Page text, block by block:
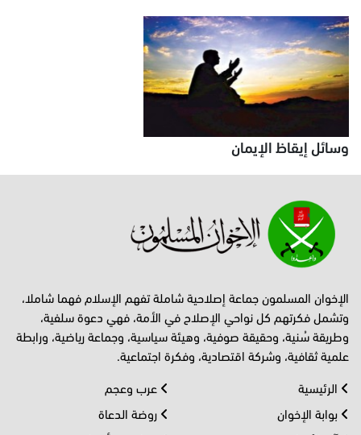
وسائل إيقاظ الإيمان
الإخوان المسلمون جماعة إصلاحية شاملة تفهم الإسلام فهما شاملا،
وتشمل فكرتهم كل نواحي الإصلاح في الأمة، فهي دعوة سلفية،
وطريقة سُنية، وحقيقة صوفية، وهيئة سياسية، وجماعة رياضية، ورابطة
علمية ثقافية، وشركة اقتصادية، وفكرة اجتماعية.
الرئيسية
بوابة الإخوان
عرب وعجم
روضة الدعاة